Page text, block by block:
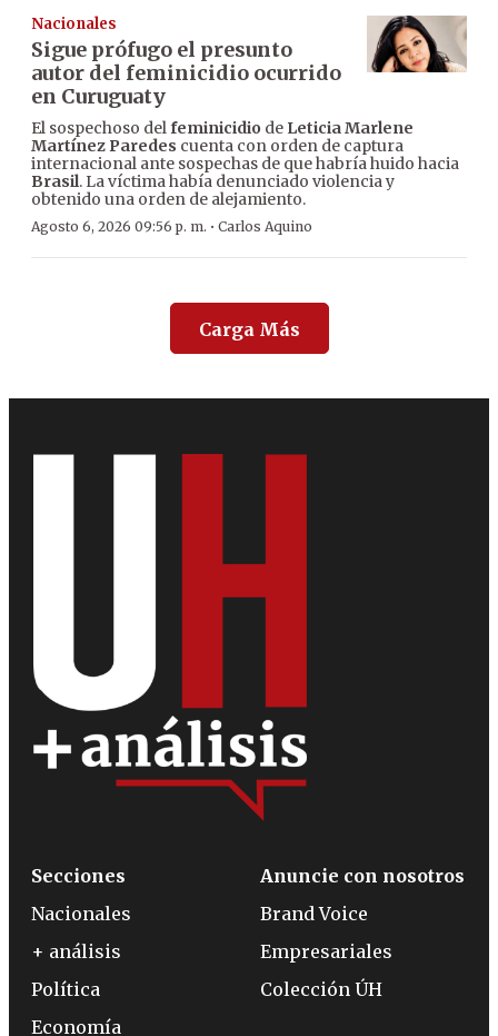
Nacionales
Sigue prófugo el presunto
autor del feminicidio ocurrido
en Curuguaty
El sospechoso delfeminicidio de Leticia Marlene
Martínez Paredes cuenta con orden de captura
internacional ante sospechas de que habría huido hacia
Brasil. La víctima había denunciado violencia y
obtenido una orden de alejamiento.
Agosto 6, 2026 09:56 p. m. · Carlos Aquino
Carga Más
Secciones
Nacionales
+ análisis
Política
Economía
Anuncie con nosotros
Brand Voice
Empresariales
Colección ÚH